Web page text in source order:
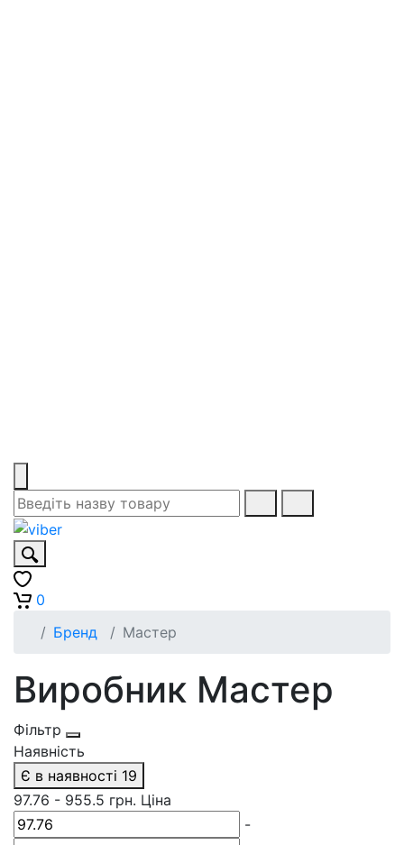
0
Бренд
Мастер
Виробник Мастер
Фільтр
Наявність
Є в наявності 19
97.76 - 955.5 грн. Ціна
-